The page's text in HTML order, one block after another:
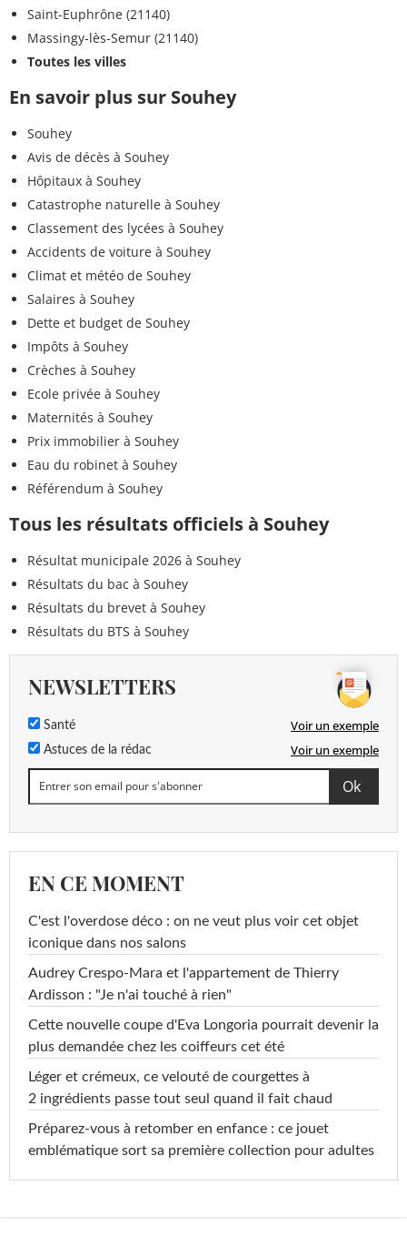
Saint-Euphrône (21140)
Massingy-lès-Semur (21140)
Toutes les villes
En savoir plus sur Souhey
Souhey
Avis de décès à Souhey
Hôpitaux à Souhey
Catastrophe naturelle à Souhey
Classement des lycées à Souhey
Accidents de voiture à Souhey
Climat et météo de Souhey
Salaires à Souhey
Dette et budget de Souhey
Impôts à Souhey
Crèches à Souhey
Ecole privée à Souhey
Maternités à Souhey
Prix immobilier à Souhey
Eau du robinet à Souhey
Référendum à Souhey
Tous les résultats officiels à Souhey
Résultat municipale 2026 à Souhey
Résultats du bac à Souhey
Résultats du brevet à Souhey
Résultats du BTS à Souhey
NEWSLETTERS
Santé Voir un exemple
Astuces de la rédac Voir un exemple
EN CE MOMENT
C'est l'overdose déco : on ne veut plus voir cet objet
iconique dans nos salons
Audrey Crespo-Mara et l'appartement de Thierry
Ardisson : "Je n'ai touché à rien"
Cette nouvelle coupe d'Eva Longoria pourrait devenir la
plus demandée chez les coiffeurs cet été
Léger et crémeux, ce velouté de courgettes à
2 ingrédients passe tout seul quand il fait chaud
Préparez-vous à retomber en enfance : ce jouet
emblématique sort sa première collection pour adultes